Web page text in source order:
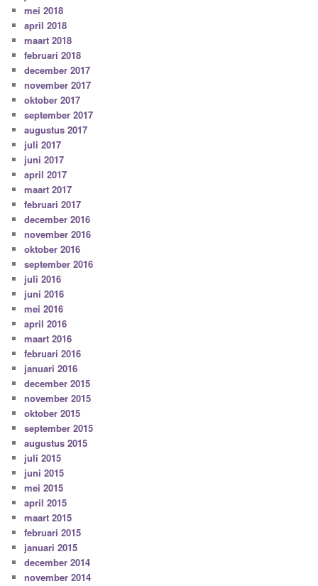
mei 2018
april 2018
maart 2018
februari 2018
december 2017
november 2017
oktober 2017
september 2017
augustus 2017
juli 2017
juni 2017
april 2017
maart 2017
februari 2017
december 2016
november 2016
oktober 2016
september 2016
juli 2016
juni 2016
mei 2016
april 2016
maart 2016
februari 2016
januari 2016
december 2015
november 2015
oktober 2015
september 2015
augustus 2015
juli 2015
juni 2015
mei 2015
april 2015
maart 2015
februari 2015
januari 2015
december 2014
november 2014